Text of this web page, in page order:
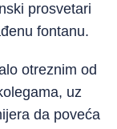
prosvetari
fontanu.
otreznim od
uz
da poveća